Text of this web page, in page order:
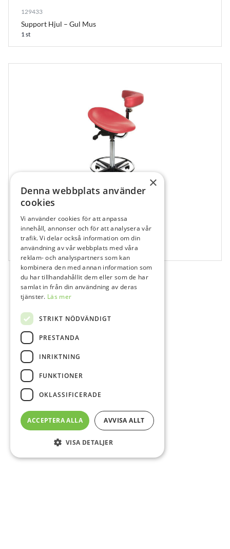
129433
Support Hjul – Gul Mus
1 st
129425
Support Armstöd – SWING PG2-S
1 st
×
Denna webbplats använder
cookies
Vi använder cookies för att anpassa
innehåll, annonser och för att analysera vår
trafik. Vi delar också information om din
användning av vår webbplats med våra
reklam- och analyspartners som kan
kombinera den med annan information som
du har tillhandahållit dem eller som de har
samlat in från din användning av deras
tjänster. Läs mer
STRIKT NÖDVÄNDIGT
PRESTANDA
INRIKTNING
FUNKTIONER
OKLASSIFICERADE
ACCEPTERA ALLA AVVISA ALLT
VISA DETALJER